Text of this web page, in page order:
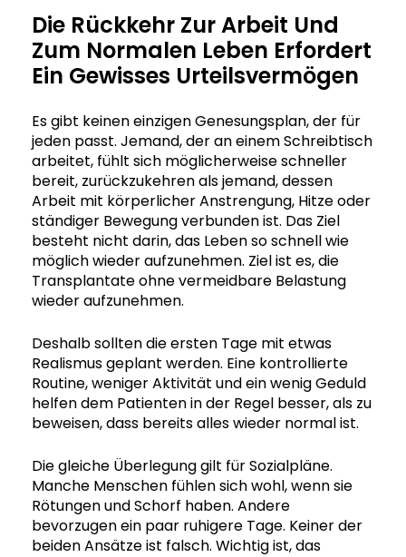
Die Rückkehr Zur Arbeit Und
Zum Normalen Leben Erfordert
Ein Gewisses Urteilsvermögen
Es gibt keinen einzigen Genesungsplan, der für
jeden passt. Jemand, der an einem Schreibtisch
arbeitet, fühlt sich möglicherweise schneller
bereit, zurückzukehren als jemand, dessen
Arbeit mit körperlicher Anstrengung, Hitze oder
ständiger Bewegung verbunden ist. Das Ziel
besteht nicht darin, das Leben so schnell wie
möglich wieder aufzunehmen. Ziel ist es, die
Transplantate ohne vermeidbare Belastung
wieder aufzunehmen.
Deshalb sollten die ersten Tage mit etwas
Realismus geplant werden. Eine kontrollierte
Routine, weniger Aktivität und ein wenig Geduld
helfen dem Patienten in der Regel besser, als zu
beweisen, dass bereits alles wieder normal ist.
Die gleiche Überlegung gilt für Sozialpläne.
Manche Menschen fühlen sich wohl, wenn sie
Rötungen und Schorf haben. Andere
bevorzugen ein paar ruhigere Tage. Keiner der
beiden Ansätze ist falsch. Wichtig ist, das